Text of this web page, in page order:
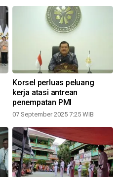
Korsel perluas peluang
kerja atasi antrean
penempatan PMI
07 September 2025 7:25 WIB